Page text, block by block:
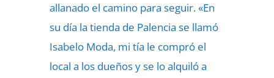
allanado el camino para seguir. «En
su día la tienda de Palencia se llamó
Isabelo Moda, mi tía le compró el
local a los dueños y se lo alquiló a